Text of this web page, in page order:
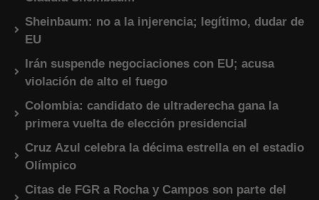
Sheinbaum: no a la injerencia; legítimo, dudar de
EU
Irán suspende negociaciones con EU; acusa
violación de alto el fuego
Colombia: candidato de ultraderecha gana la
primera vuelta de elección presidencial
Cruz Azul celebra la décima estrella en el estadio
Olímpico
Citas de FGR a Rocha y Campos son parte del